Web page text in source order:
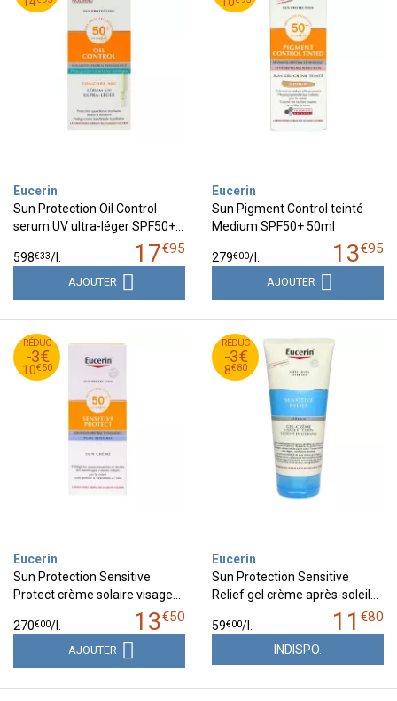
Eucerin
Sun Protection Oil Control
serum UV ultra-léger SPF50+…
17€95
598€33/
AJOUTER
Eucerin
Sun Pigment Control teinté
Medium SPF50+ 50ml
13€95
279€00/
AJOUTER
RÉDUC
-3€
10€50
13
€
50
10
€
50
Eucerin
Sun Protection Sensitive
Protect crème solaire visage…
13€50
270€00/
AJOUTER
RÉDUC
-3€
8€80
11
€
80
8
€
80
Eucerin
Sun Protection Sensitive
Relief gel crème après-soleil…
11 €80
59€00/
INDISPO.